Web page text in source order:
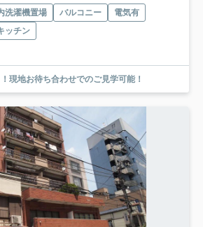
洗濯機置場 バルコニー
電気有
ッチン
現地お待ち合わせでのご見学可能！